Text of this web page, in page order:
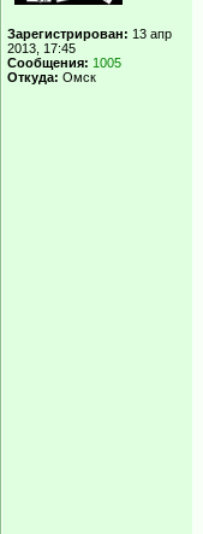
Зарегистрирован: 13 апр
2013, 17:45
Сообщения: 1005
Откуда: Омск